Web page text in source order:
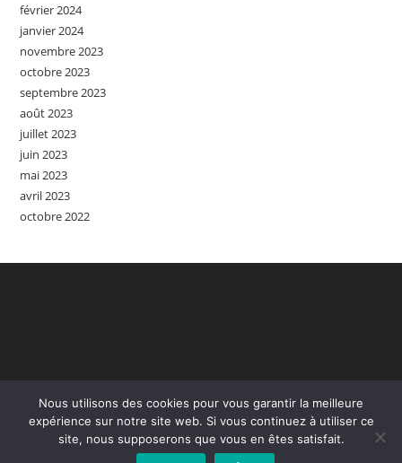
février 2024
janvier 2024
novembre 2023
octobre 2023
septembre 2023
août 2023
juillet 2023
juin 2023
mai 2023
avril 2023
octobre 2022
Accueil Contact Mention Légales
Nous utilisons des cookies pour vous garantir la meilleure
expérience sur notre site web. Si vous continuez à utiliser ce
site, nous supposerons que vous en êtes satisfait.